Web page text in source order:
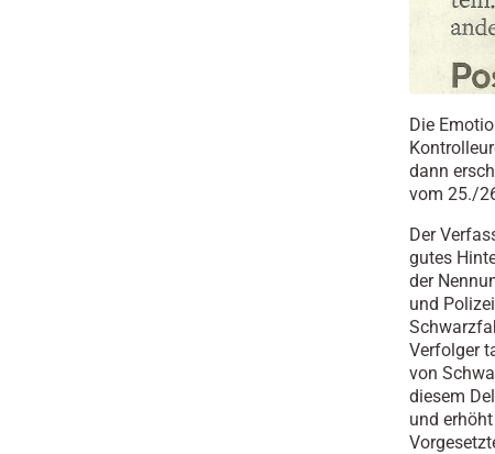
Die
dann
vom 25./
Der
gutes
der
und
Verfolger
von
diesem
und